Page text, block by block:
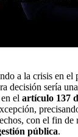
a la crisis en el
decisión sería una
el artículo 137
con el fin de
pública.